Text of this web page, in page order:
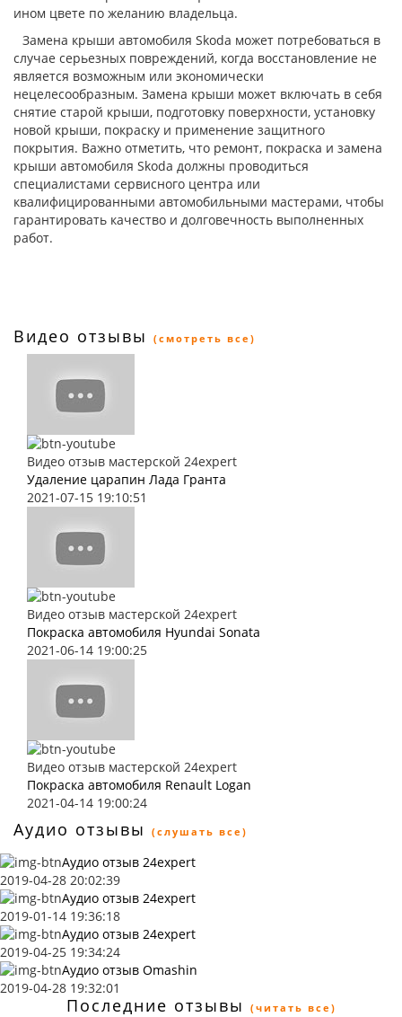
ином цвете по желанию владельца.
Замена крыши автомобиля Skoda может потребоваться в
случае серьезных повреждений, когда восстановление не
является возможным или экономически
нецелесообразным. Замена крыши может включать в себя
снятие старой крыши, подготовку поверхности, установку
новой крыши, покраску и применение защитного
покрытия. Важно отметить, что ремонт, покраска и замена
крыши автомобиля Skoda должны проводиться
специалистами сервисного центра или
квалифицированными автомобильными мастерами, чтобы
гарантировать качество и долговечность выполненных
работ.
Видео отзывы (смотреть все)
Видео отзыв мастерской 24expert
Удаление царапин Лада Гранта
2021-07-15 19:10:51
Видео отзыв мастерской 24expert
Покраска автомобиля Hyundai Sonata
2021-06-14 19:00:25
Видео отзыв мастерской 24expert
Покраска автомобиля Renault Logan
2021-04-14 19:00:24
Аудио отзывы (слушать все)
Аудио отзыв 24expert
2019-04-28 20:02:39
Аудио отзыв 24expert
2019-01-14 19:36:18
Аудио отзыв 24expert
2019-04-25 19:34:24
Аудио отзыв Omashin
2019-04-28 19:32:01
Последние отзывы (читать все)